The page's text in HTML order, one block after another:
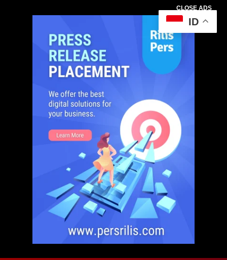
CLOSE ADS
ID